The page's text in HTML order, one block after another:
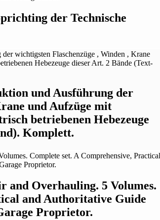
der Technische
und Ausführung der
und Aufzüge mit
betriebenen Hebezeuge
Komplett.
Overhauling. 5 Volumes.
and Authoritative Guide
Proprietor.